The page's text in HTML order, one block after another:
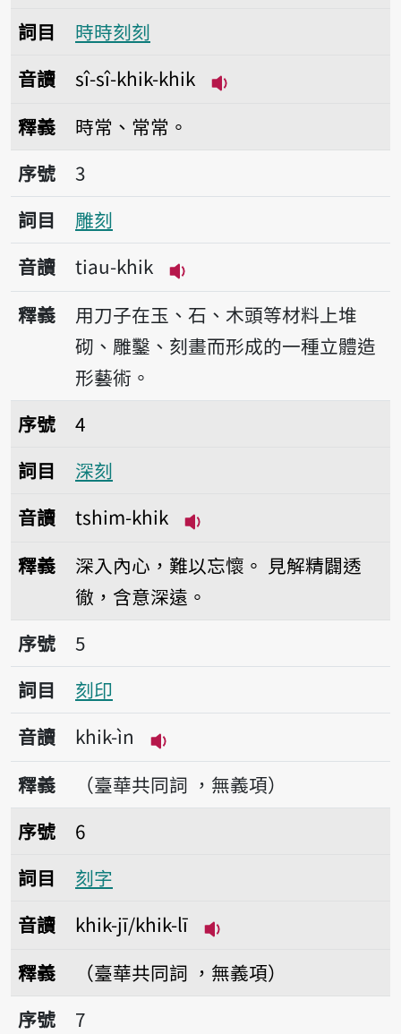
詞目
時時刻刻
音讀
sî-sî-khik-khik
釋義
時常、常常。
序號3雕刻
序號
3
詞目
雕刻
音讀
tiau-khik
播放音讀tiau-khik
釋義
用刀子在玉、石、木頭等材料上堆
砌、雕鑿、刻畫而形成的一種立體造
形藝術。
序號4深刻
序號
4
詞目
深刻
音讀
tshim-khik
釋義 深入內心，難以忘懷。 見解精闢透
徹，含意深遠。
序號5刻印
序號
5
詞目
刻印
音讀
khik-ìn
播放音讀khik-ìn
釋義
（臺華共同詞 ，無義項）
序號6刻字
序號
6
詞目
刻字
音讀
khik-jī/khik-lī
釋義
（臺華共同詞 ，無義項）
序號7刻苦
序號
7